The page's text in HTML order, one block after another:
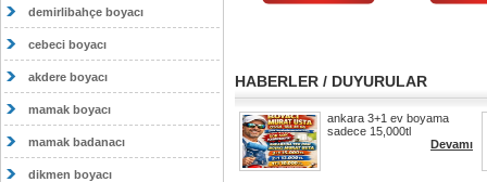
demirlibahçe boyacı
cebeci boyacı
akdere boyacı
mamak boyacı
mamak badanacı
dikmen boyacı
HABERLER / DUYURULAR
ankara 3+1 ev boyama
sadece 15,000tl
Devamı